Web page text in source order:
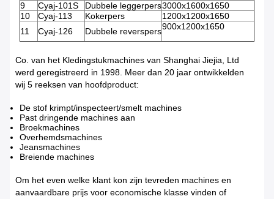
9 Cyaj-101S Dubbele leggerpers3000x1600x1650
10
Cyaj-113 Kokerpers
1200x1200x1650
11
Cyaj-126 Dubbele reverspers900x1200x1650
Co. van het Kledingstukmachines van Shanghai Jiejia, Ltd
werd geregistreerd in 1998. Meer dan 20 jaar ontwikkelden
wij 5 reeksen van hoofdproduct:
De stof krimpt/inspecteert/smelt machines
Past dringende machines aan
Broekmachines
Overhemdsmachines
Jeansmachines
Breiende machines
Om het even welke klant kon zijn tevreden machines en
aanvaardbare prijs voor economische klasse vinden of